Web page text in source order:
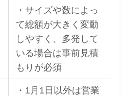
・サイズや数によっ
て総額が大きく変動
しやすく、多発して
いる場合は事前見積
もりが必須
・1月1日以外は営業